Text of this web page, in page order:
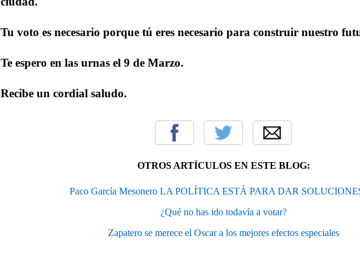
Tu voto es necesario porque tú eres necesario para construir nuestro
Te espero en las urnas el 9 de Marzo.
Recibe un cordial saludo.
OTROS ARTÍCULOS EN ESTE BLOG:
Paco García Mesonero LA POLÍTICA ESTÁ PARA DAR
¿Qué no has ido todavía a votar?
Zapatero se merece el Oscar a los mejores efectos especiales